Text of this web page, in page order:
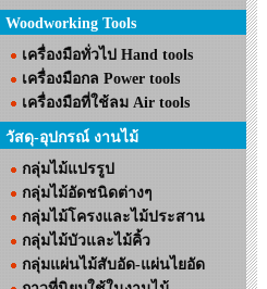
Woodworking Tools
เครื่องมือทั่วไป Hand tools
เครื่องมือกล Power tools
เครื่องมือที่ใช้ลม Air tools
วัสดุ-อุปกรณ์ งานไม้
กลุ่มไม้แปรรูป
กลุ่มไม้อัดชนิดต่างๆ
กลุ่มไม้โครงและไม้ประสาน
กลุ่มไม้บัวและไม้คิ้ว
กลุ่มแผ่นไม้สับอัด-แผ่นไยอัด